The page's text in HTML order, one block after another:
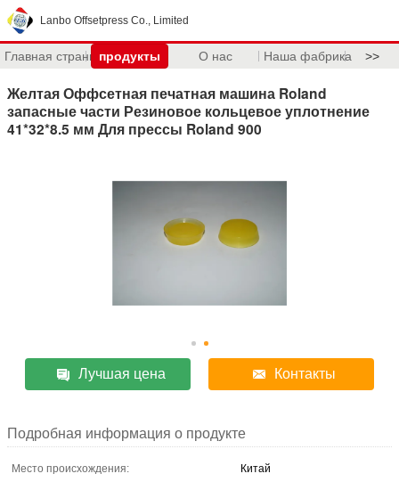
Lanbo Offsetpress Co., Limited
Главная страницапродукты О нас Наша фабрика >>
Желтая Оффсетная печатная машина Roland
запасные части Резиновое кольцевое уплотнение
41*32*8.5 мм Для прессы Roland 900
Лучшая цена Контакты
Подробная информация о продукте
Место происхождения:
Китай